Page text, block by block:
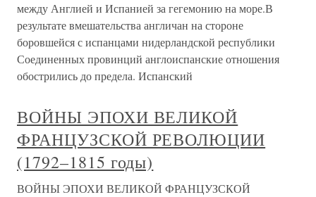
между Англией и Испанией за гегемонию на море.В
результате вмешательства англичан на стороне
боровшейся с испанцами нидерландской республики
Соединенных провинций англоиспанские отношения
обострились до предела. Испанский
ВОЙНЫ ЭПОХИ ВЕЛИКОЙ
ФРАНЦУЗСКОЙ РЕВОЛЮЦИИ
(1792–1815 годы)
ВОЙНЫ ЭПОХИ ВЕЛИКОЙ ФРАНЦУЗСКОЙ